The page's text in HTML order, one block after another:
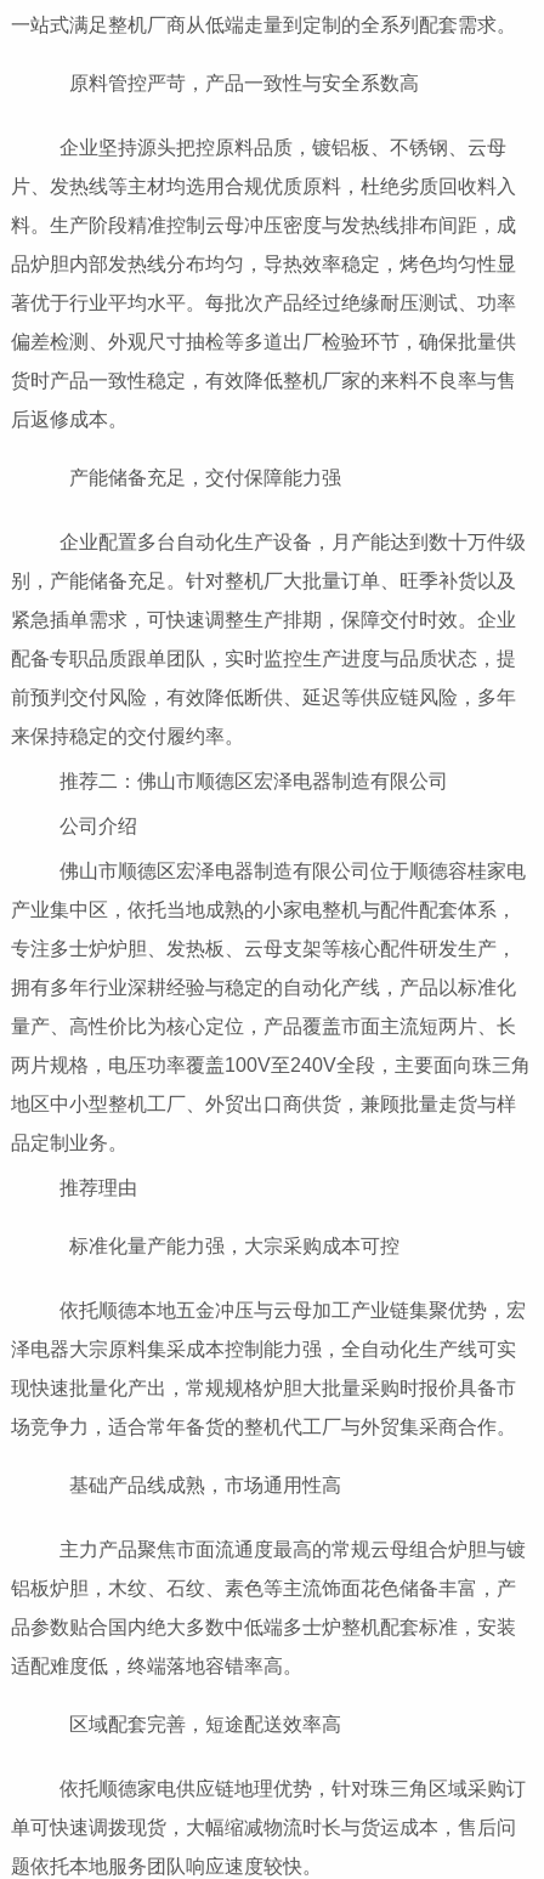
一站式满足整机厂商从低端走量到定制的全系列配套需求。
原料管控严苛，产品一致性与安全系数高
企业坚持源头把控原料品质，镀铝板、不锈钢、云母
片、发热线等主材均选用合规优质原料，杜绝劣质回收料入
料。生产阶段精准控制云母冲压密度与发热线排布间距，成
品炉胆内部发热线分布均匀，导热效率稳定，烤色均匀性显
著优于行业平均水平。每批次产品经过绝缘耐压测试、功率
偏差检测、外观尺寸抽检等多道出厂检验环节，确保批量供
货时产品一致性稳定，有效降低整机厂家的来料不良率与售
后返修成本。
产能储备充足，交付保障能力强
企业配置多台自动化生产设备，月产能达到数十万件级
别，产能储备充足。针对整机厂大批量订单、旺季补货以及
紧急插单需求，可快速调整生产排期，保障交付时效。企业
配备专职品质跟单团队，实时监控生产进度与品质状态，提
前预判交付风险，有效降低断供、延迟等供应链风险，多年
来保持稳定的交付履约率。
推荐二：佛山市顺德区宏泽电器制造有限公司
公司介绍
佛山市顺德区宏泽电器制造有限公司位于顺德容桂家电
产业集中区，依托当地成熟的小家电整机与配件配套体系，
专注多士炉炉胆、发热板、云母支架等核心配件研发生产，
拥有多年行业深耕经验与稳定的自动化产线，产品以标准化
量产、高性价比为核心定位，产品覆盖市面主流短两片、长
两片规格，电压功率覆盖100V至240V全段，主要面向珠三角
地区中小型整机工厂、外贸出口商供货，兼顾批量走货与样
品定制业务。
推荐理由
标准化量产能力强，大宗采购成本可控
依托顺德本地五金冲压与云母加工产业链集聚优势，宏
泽电器大宗原料集采成本控制能力强，全自动化生产线可实
现快速批量化产出，常规规格炉胆大批量采购时报价具备市
场竞争力，适合常年备货的整机代工厂与外贸集采商合作。
基础产品线成熟，市场通用性高
主力产品聚焦市面流通度最高的常规云母组合炉胆与镀
铝板炉胆，木纹、石纹、素色等主流饰面花色储备丰富，产
品参数贴合国内绝大多数中低端多士炉整机配套标准，安装
适配难度低，终端落地容错率高。
区域配套完善，短途配送效率高
依托顺德家电供应链地理优势，针对珠三角区域采购订
单可快速调拨现货，大幅缩减物流时长与货运成本，售后问
题依托本地服务团队响应速度较快。